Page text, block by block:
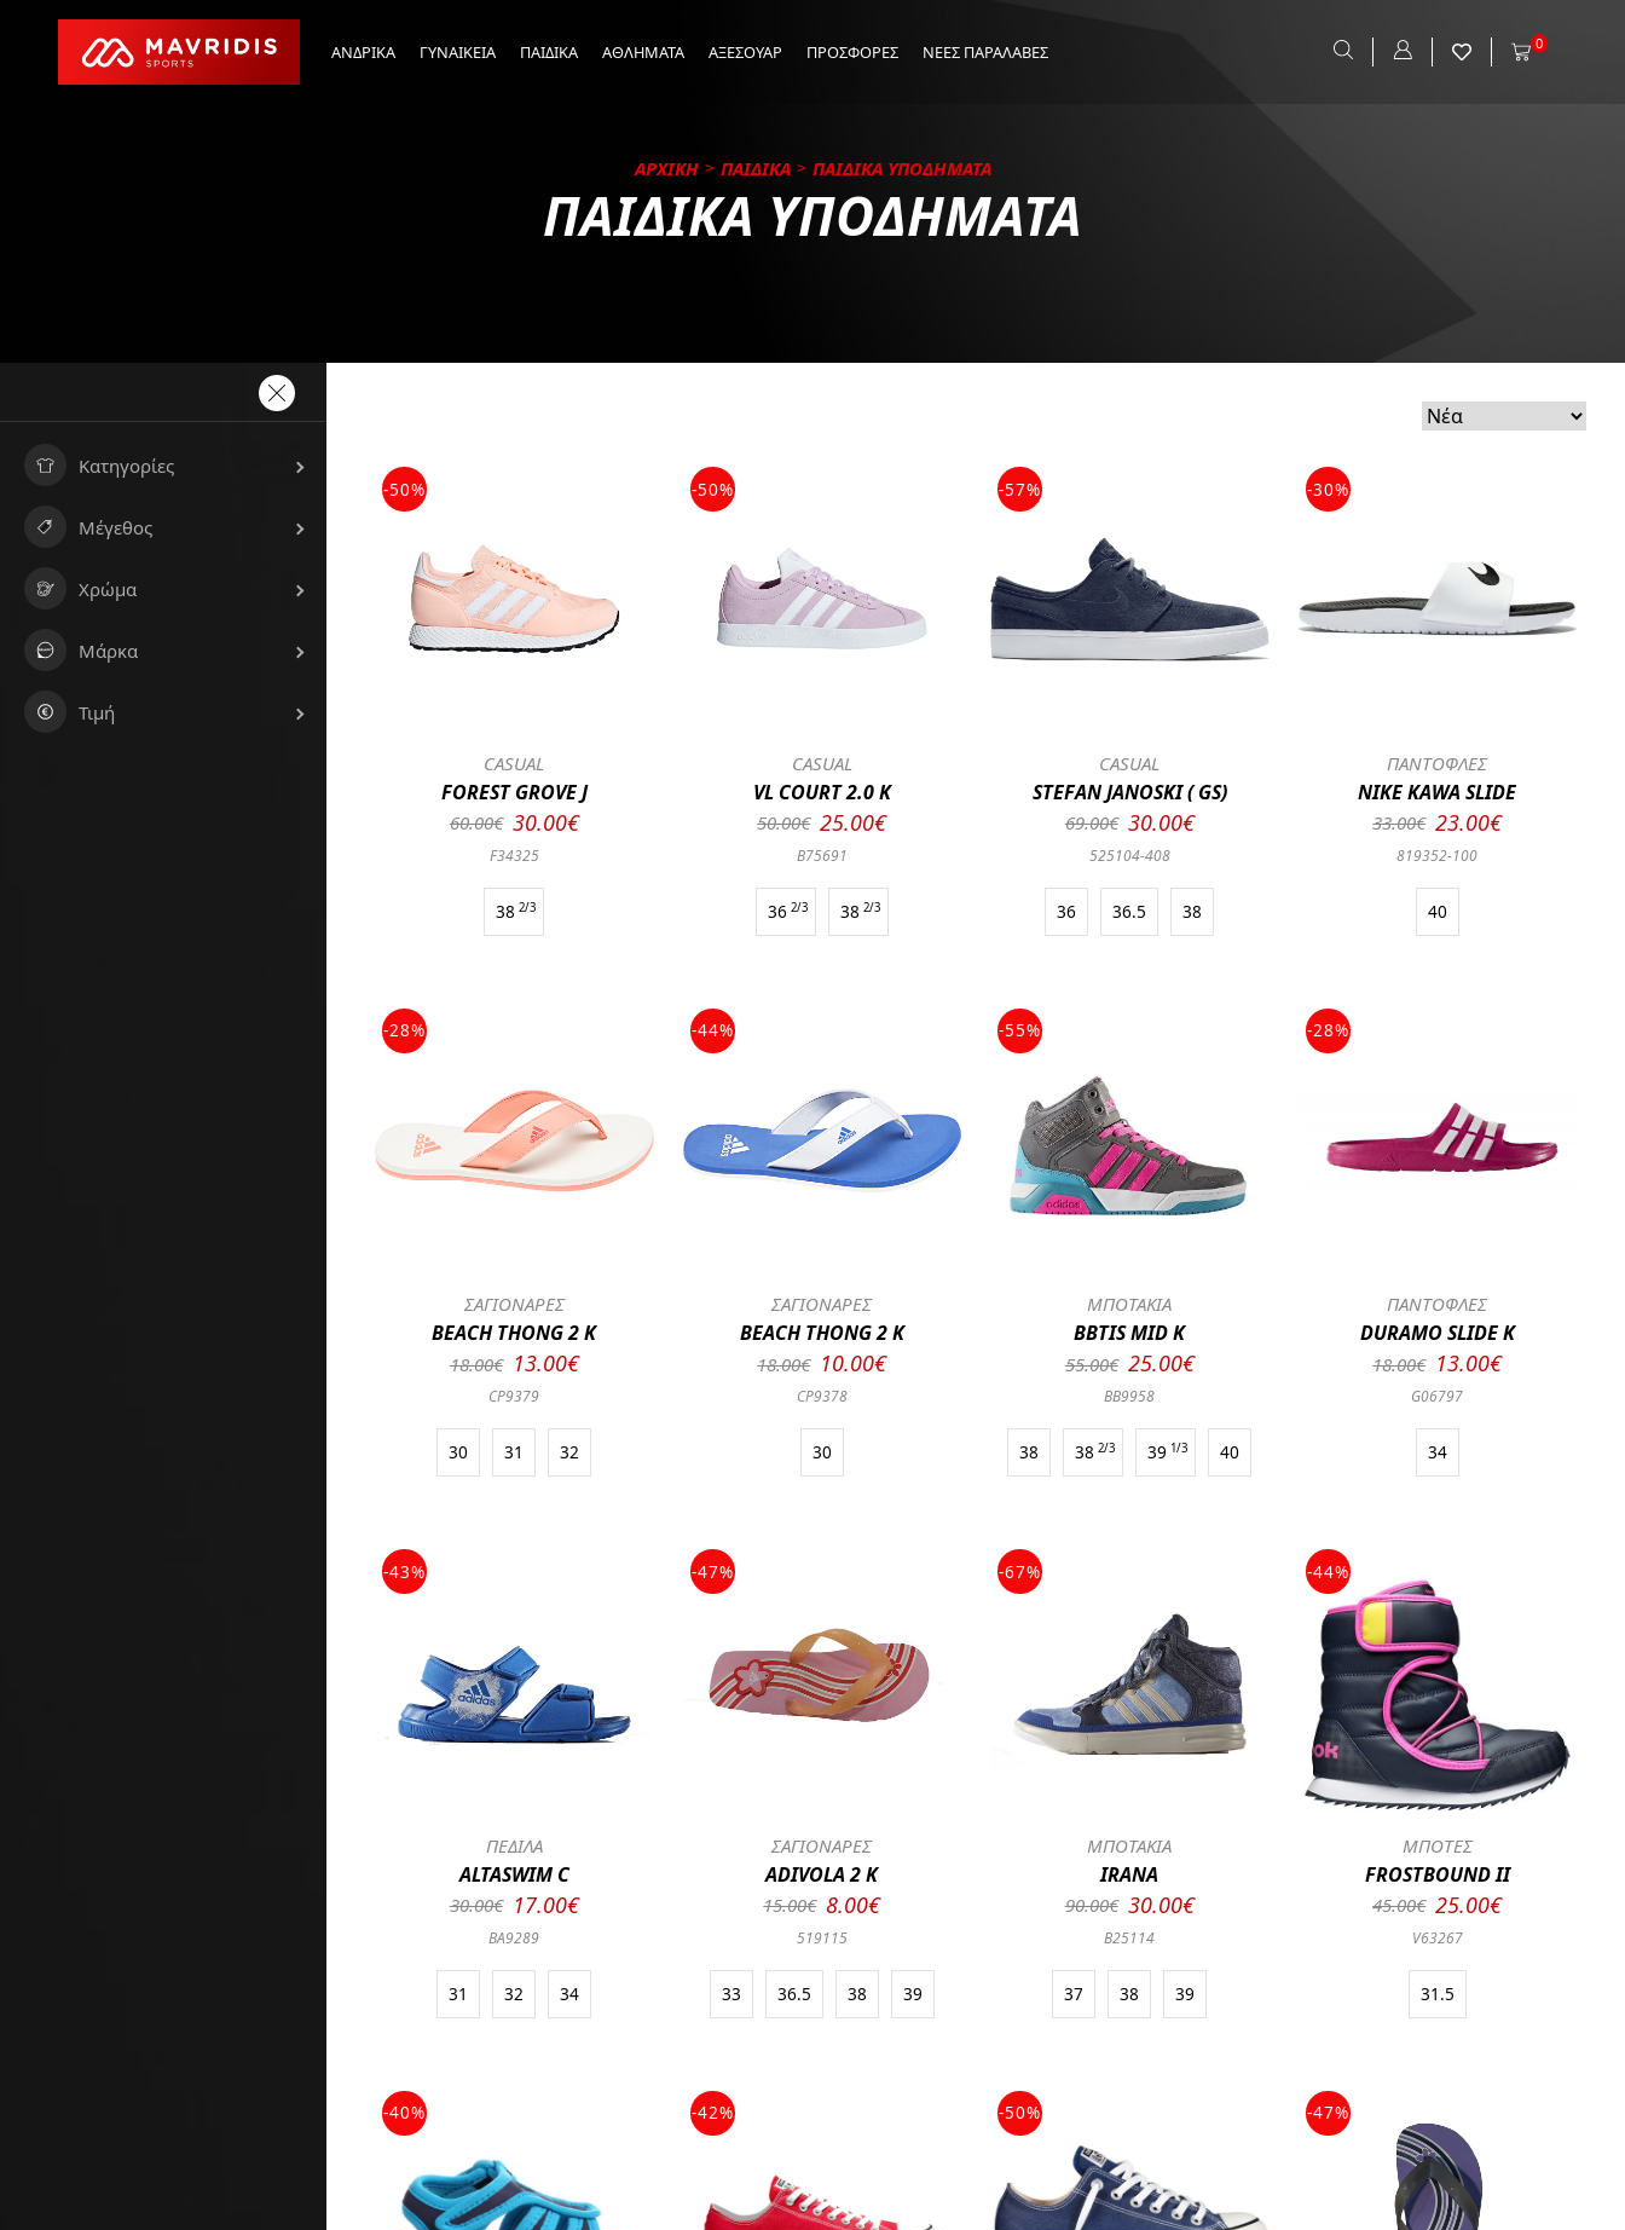
ΑΝΔΡΙΚΑ ΓΥΝΑΙΚΕΙΑ ΠΑΙΔΙΚΑ ΑΘΛΗΜΑΤΑ ΑΞΕΣΟΥΑΡ ΠΡΟΣΦΟΡΕΣ ΝΕΕΣ ΠΑΡΑΛΑΒΕΣ 0
ΑΡΧΙΚΗ ΠΑΙΔΙΚΑ ΠΑΙΔΙΚΑ ΥΠΟΔΗΜΑΤΑ
ΠΑΙΔΙΚΑ ΥΠΟΔΗΜΑΤΑ
Κατηγορίες
Μέγεθος
Χρώμα
Μάρκα
Τιμή
-50%
CASUAL
FOREST GROVE J
60.00€ 30.00€
F34325
38 2/3
-50%
CASUAL
VL COURT 2.0 K
50.00€ 25.00€
B75691
36 2/3 38 2/3
-57%
CASUAL
STEFAN JANOSKI ( GS)
69.00€ 30.00€
525104-408
36 36.5 38
-30%
ΠΑΝΤΟΦΛΕΣ
NIKE KAWA SLIDE
33.00€ 23.00€
819352-100
40
-28%
ΣΑΓΙΟΝΑΡΕΣ
BEACH THONG 2 K
18.00€ 13.00€
CP9379
30 31 32
-44%
ΣΑΓΙΟΝΑΡΕΣ
BEACH THONG 2 K
18.00€ 10.00€
CP9378
30
-55%
ΜΠΟΤΑΚΙΑ
BBTIS MID K
55.00€ 25.00€
BB9958
38 38 2/3 39 1/3 40
-28%
ΠΑΝΤΟΦΛΕΣ
DURAMO SLIDE K
18.00€ 13.00€
G06797
34
-43%
ΠΕΔΙΛΑ
ALTASWIM C
30.00€ 17.00€
BA9289
31 32 34
-47%
ΣΑΓΙΟΝΑΡΕΣ
ADIVOLA 2 K
15.00€ 8.00€
519115
33 36.5 38 39
-67%
ΜΠΟΤΑΚΙΑ
IRANA
90.00€ 30.00€
B25114
37 38 39
-44%
ΜΠΟΤΕΣ
FROSTBOUND II
45.00€ 25.00€
V63267
31.5
-40% -42% -50% -47%